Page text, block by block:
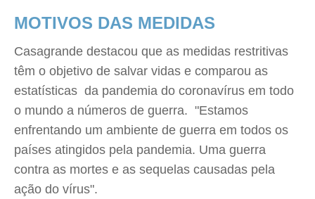
MOTIVOS DAS MEDIDAS
Casagrande destacou que as medidas restritivas
têm o objetivo de salvar vidas e comparou as
estatísticas da pandemia do coronavírus em todo
o mundo a números de guerra. "Estamos
enfrentando um ambiente de guerra em todos os
países atingidos pela pandemia. Uma guerra
contra as mortes e as sequelas causadas pela
ação do vírus".